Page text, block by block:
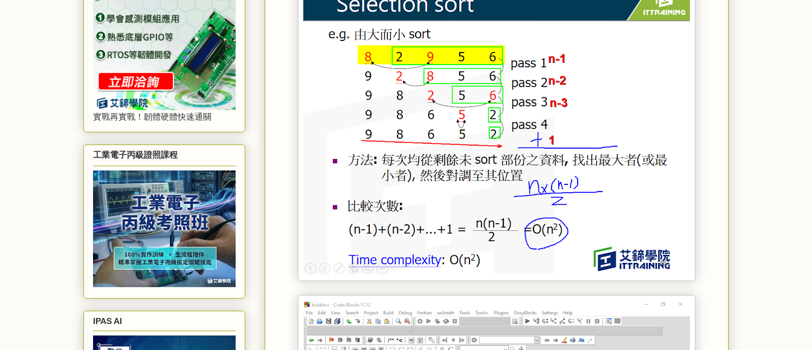
實戰再實戰！韌體硬體快速通關
工業電子丙級證照課程
IPAS AI